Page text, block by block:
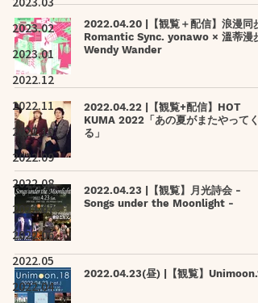
2023.02
2023.01
2022.12
2022.11
2022.10
2022.09
2022.08
2022.07
2022.06
2022.05
2022.04
2022.04.20 |【観覧＋配信】浪漫同步
Romantic Sync. yonawo × 溫蒂漫步
Wendy Wander
2022.04.22 |【観覧+配信】HOT
KUMA 2022「あの夏がまたやってく
る」
2022.04.23 |【観覧】月光詩会 -
Songs under the Moonlight -
2022.04.23(昼) |【観覧】